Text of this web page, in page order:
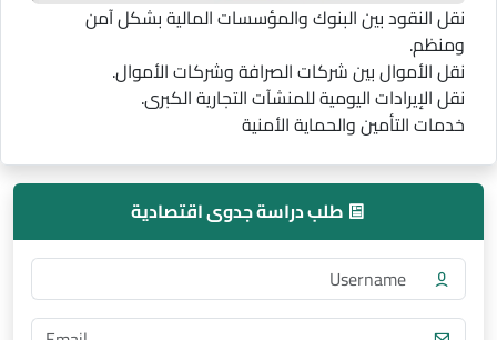
نقل النقود بين البنوك والمؤسسات المالية بشكل آمن
ومنظم.
نقل الأموال بين شركات الصرافة وشركات الأموال.
نقل الإيرادات اليومية للمنشآت التجارية الكبرى.
خدمات التأمين والحماية الأمنية
طلب دراسة جدوى اقتصادية